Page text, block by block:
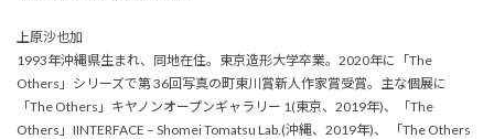
上原沙也加
1993年沖縄県生まれ、同地在住。東京造形大学卒業。2020年に「The
Others」シリーズで第 36回写真の町東川賞新人作家賞受賞。主な個展に
「The Others」キヤノンオープンギャラリー 1(東京、2019年)、「The
Others」IINTERFACE – Shomei Tomatsu Lab.(沖縄、2019年)、 「The Others